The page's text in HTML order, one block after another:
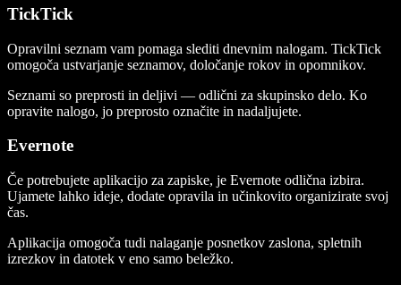
TickTick
Opravilni seznam vam pomaga slediti dnevnim nalogam. TickTick
omogoča ustvarjanje seznamov, določanje rokov in opomnikov.
Seznami so preprosti in deljivi — odlični za skupinsko delo. Ko
opravite nalogo, jo preprosto označite in nadaljujete.
Evernote
Če potrebujete aplikacijo za zapiske, je Evernote odlična izbira.
Ujamete lahko ideje, dodate opravila in učinkovito organizirate svoj
čas.
Aplikacija omogoča tudi nalaganje posnetkov zaslona, spletnih
izrezkov in datotek v eno samo beležko.